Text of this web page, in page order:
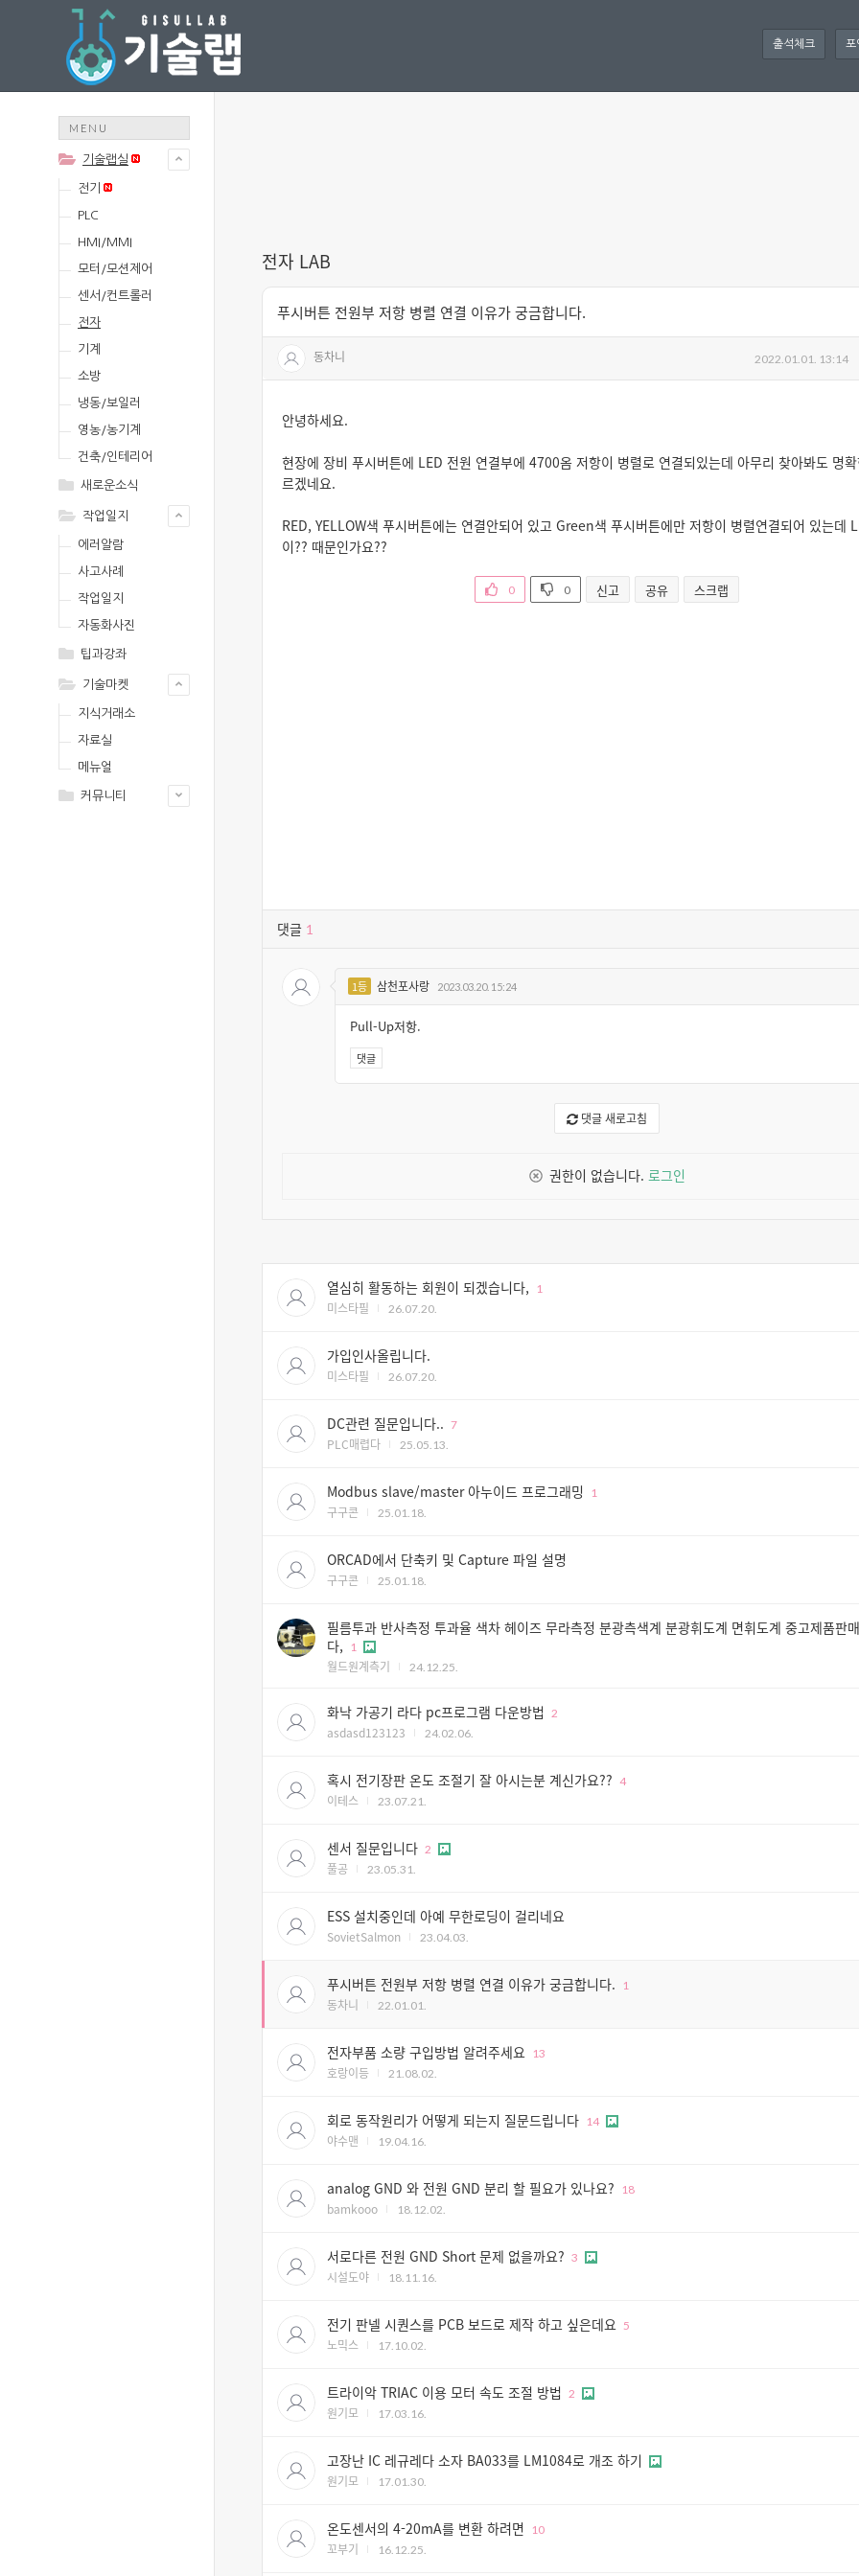
출석체크 포
MENU
기술랩실
전기
PLC
HMI/MMI
모터/모션제어
센서/컨트롤러
전자
기계
소방
냉동/보일러
영농/농기계
건축/인테리어
새로운소식
작업일지
에러알람
사고사례
작업일지
자동화사진
팁과강좌
기술마켓
지식거래소
자료실
메뉴얼
커뮤니티
전자 LAB
푸시버튼 전원부 저항 병렬 연결 이유가 궁금합니다.
동차니 2022.01.01. 13:14
안녕하세요.
현장에 장비 푸시버튼에 LED 전원 연결부에 4700옴 저항이 병렬로 연결되있는데 아무리 찾아봐도 명
르겠네요.
RED, YELLOW색 푸시버튼에는 연결안되어 있고 Green색 푸시버튼에만 저항이 병렬연결되어 있는데
이?? 때문인가요??
0 0 신고 공유 스크랩
댓글 1
1등 삼천포사랑 2023.03.20. 15:24
Pull-Up저항.
댓글
댓글 새로고침
권한이 없습니다. 로그인
열심히 활동하는 회원이 되겠습니다, 1
미스타필 26.07.20.
가입인사올립니다.
미스타필 26.07.20.
DC관련 질문입니다.. 7
PLC매렵다 25.05.13.
Modbus slave/master 아누이드 프로그래밍 1
구구콘 25.01.18.
ORCAD에서 단축키 및 Capture 파일 설명
구구콘 25.01.18.
필름투과 반사측정 투과율 색차 헤이즈 무라측정 분광측색계 분광휘도계 면휘도계 중고제품판
다,
1
월드원계측기 24.12.25.
화낙 가공기 라다 pc프로그램 다운방법 2
asdasd123123 24.02.06.
혹시 전기장판 온도 조절기 잘 아시는분 계신가요?? 4
이테스 23.07.21.
센서 질문입니다 2
풀공 23.05.31.
ESS 설치중인데 아예 무한로딩이 걸리네요
SovietSalmon 23.04.03.
푸시버튼 전원부 저항 병렬 연결 이유가 궁금합니다. 1
동차니 22.01.01.
전자부품 소량 구입방법 알려주세요 13
호랑이등 21.08.02.
회로 동작원리가 어떻게 되는지 질문드립니다 14
야수맨 19.04.16.
analog GND 와 전원 GND 분리 할 필요가 있나요? 18
bamkooo 18.12.02.
서로다른 전원 GND Short 문제 없을까요? 3
시설도야 18.11.16.
전기 판넬 시퀀스를 PCB 보드로 제작 하고 싶은데요 5
노믹스 17.10.02.
트라이악 TRIAC 이용 모터 속도 조절 방법 2
원기모 17.03.16.
고장난 IC 레규레다 소자 BA033를 LM1084로 개조 하기
원기모 17.01.30.
온도센서의 4-20mA를 변환 하려면 10
꼬부기 16.12.25.